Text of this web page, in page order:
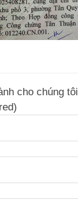
cho chúng tôi